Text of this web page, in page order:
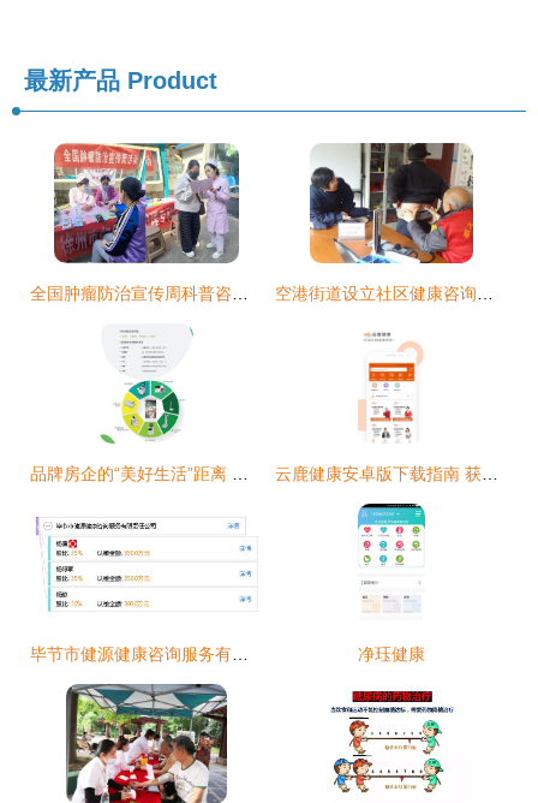
最新产品 Product
净珏健康